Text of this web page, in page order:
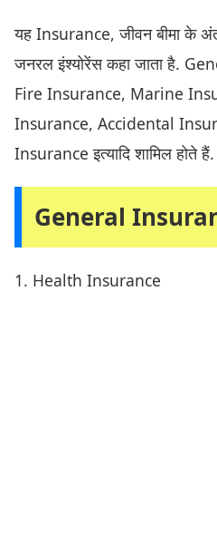
यह Insurance, जीवन बीमा के
जनरल इंश्योरेंस कहा जाता है.
Fire Insurance, Marine
Insurance, Accidental
Insurance इत्यादि शामिल होते हैं.
General
1. Health Insurance